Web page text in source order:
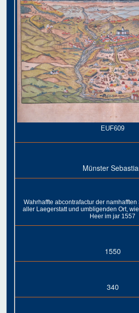
EUF609
Münster
Wahrhaffte abcontrafactur der namhafften
aller Laegerstatt und umbligenden Ort,
Heer im jar 1557
1550
340